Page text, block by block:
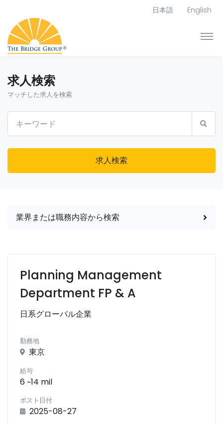
日本語 English
求人検索
マッチした求人を検索
求人検索
業界または職務内容から検索
Planning Management
Department FP & A
日系グローバル企業
勤務地
東京
給与
6 ~14 mil
ポスト日付
2025-08-27